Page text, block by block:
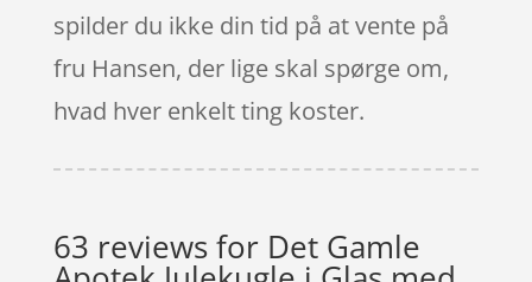
spilder du ikke din tid på at vente på
fru Hansen, der lige skal spørge om,
hvad hver enkelt ting koster.
63 reviews for Det Gamle